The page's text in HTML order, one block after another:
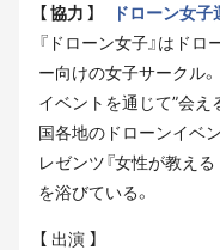
【 協力 】
ドローン女
『ドローン女子』はド
ー向けの女子サークル。
イベントを通じて”会え
国各地のドローンイベ
レゼンツ『女性が教え
を浴びている。
【 出演 】